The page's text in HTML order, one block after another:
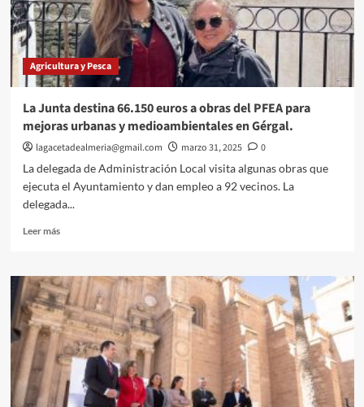
la
construcción
de
un
edificio
multiservicios
personas
con
autismo.
Agricultura y Pesca
La Junta destina 66.150 euros a obras del PFEA para
mejoras urbanas y medioambientales en Gérgal.
lagacetadealmeria@gmail.com marzo 31, 2025
0
La delegada de Administración Local visita algunas obras que
ejecuta el Ayuntamiento y dan empleo a 92 vecinos. La
delegada...
Leer másLeer
La
Junta
destina
66.150
euros
a
obras
del
PFEA